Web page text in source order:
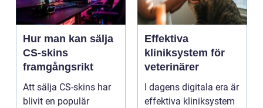
Hur man kan sälja
CS-skins
framgångsrikt
Att sälja CS-skins har
blivit en populär
Effektiva
kliniksystem för
veterinärer
I dagens digitala era är
effektiva kliniksystem